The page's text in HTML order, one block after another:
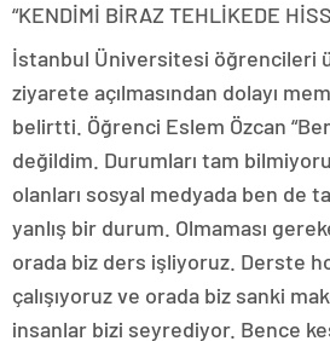
“KENDİMİ BİRAZ TEHLİKEDE
İstanbul Üniversitesi öğrencileri
ziyarete açılmasından dolayı
belirtti. Öğrenci Eslem Özcan
değildim. Durumları tam
olanları sosyal medyada ben de
yanlış bir durum. Olmaması
orada biz ders işliyoruz. Derste
çalışıyoruz ve orada biz sanki
insanlar bizi seyrediyor. Bence